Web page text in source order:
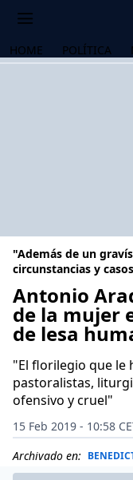
HOME POLÍTICA
"Además de un
circunstancias y
Antonio
de la mujer
de lesa
"El florilegio que le
pastoralistas,
ofensivo y cruel"
15 Feb 2019 - 10:58
Archivado en: